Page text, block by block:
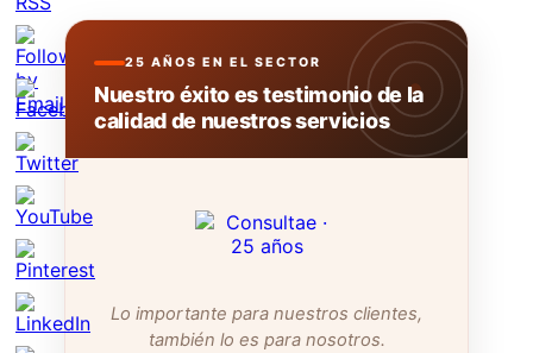
25 AÑOS EN EL SECTOR
Nuestro éxito es testimonio de la
calidad de nuestros servicios
Lo importante para nuestros clientes,
también lo es para nosotros.